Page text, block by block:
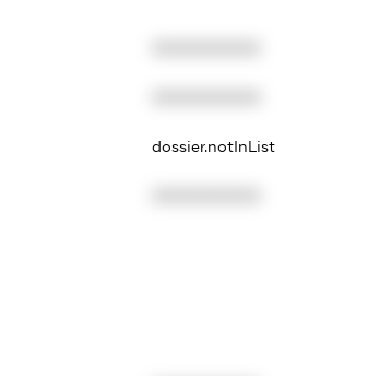
dossier.notInList